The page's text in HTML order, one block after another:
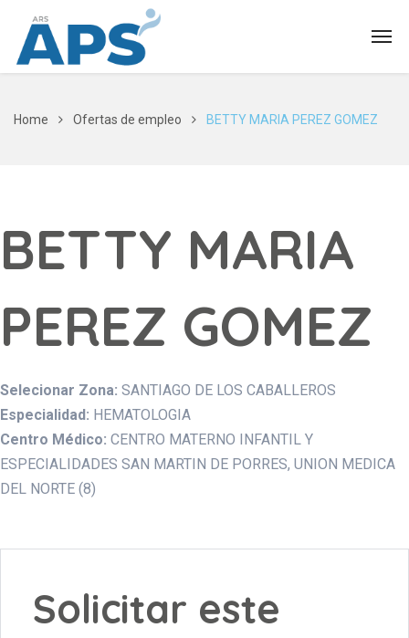
Home Ofertas de empleo BETTY MARIA PEREZ GOMEZ
BETTY MARIA
PEREZ GOMEZ
Selecionar Zona: SANTIAGO DE LOS CABALLEROS
Especialidad: HEMATOLOGIA
Centro Médico: CENTRO MATERNO INFANTIL Y
ESPECIALIDADES SAN MARTIN DE PORRES UNION MEDICA
DEL NORTE (8)
Solicitar este